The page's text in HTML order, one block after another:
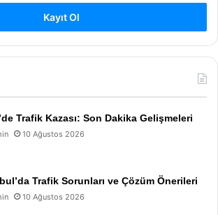
Kayıt Ol
Trafik Kazası: Son Dakika Gelişmeleri
10 Ağustos 2026
Trafik Sorunları ve Çözüm Önerileri
10 Ağustos 2026